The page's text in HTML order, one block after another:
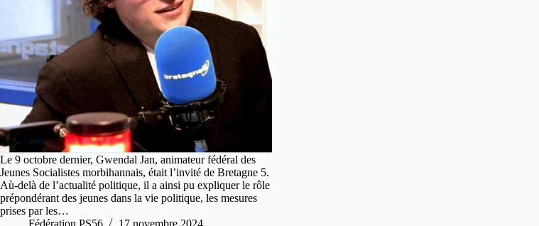
Le 9 octobre dernier, Gwendal Jan, animateur fédéral des
Jeunes Socialistes morbihannais, était l’invité de Bretagne 5.
Aù-delà de l’actualité politique, il a ainsi pu expliquer le rôle
prépondérant des jeunes dans la vie politique, les mesures
prises par les…
Fédération PS56
17 novembre 2024